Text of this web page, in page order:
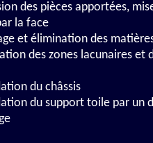
des pièces apportées,
la face
et élimination des
des zones lacunaires et
du châssis
du support toile par un